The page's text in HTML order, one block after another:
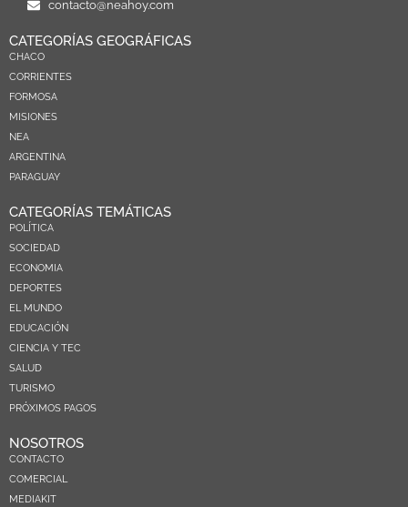
contacto@neahoy.com
CATEGORÍAS GEOGRÁFICAS
CHACO
CORRIENTES
FORMOSA
MISIONES
NEA
ARGENTINA
PARAGUAY
CATEGORÍAS TEMÁTICAS
POLÍTICA
SOCIEDAD
ECONOMIA
DEPORTES
EL MUNDO
EDUCACIÓN
CIENCIA Y TEC
SALUD
TURISMO
PRÓXIMOS PAGOS
NOSOTROS
CONTACTO
COMERCIAL
MEDIAKIT